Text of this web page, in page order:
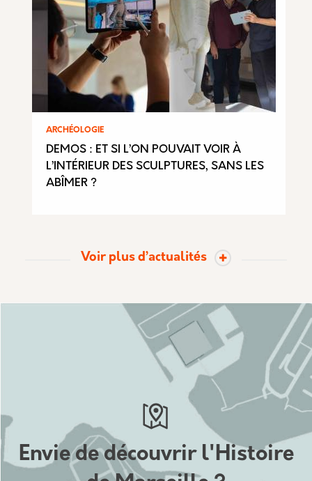
ARCHÉOLOGIE
DEMOS : ET SI L’ON POUVAIT VOIR À
L’INTÉRIEUR DES SCULPTURES, SANS LES
ABÎMER ?
Voir plus d’actualités
Envie de découvrir l'Histoire